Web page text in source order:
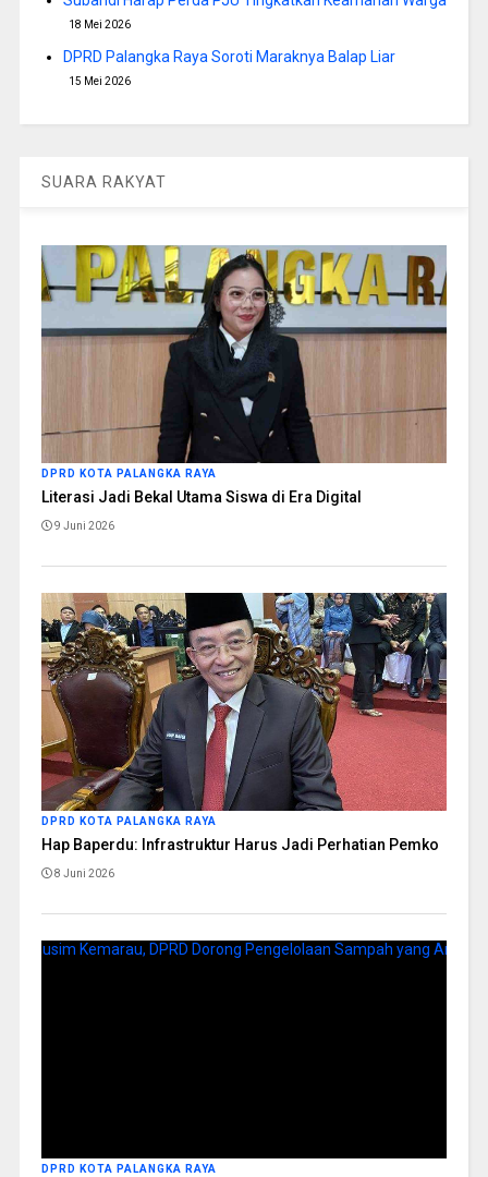
18 Mei 2026
DPRD Palangka Raya Soroti Maraknya Balap Liar
15 Mei 2026
SUARA RAKYAT
DPRD KOTA PALANGKA RAYA
Literasi Jadi Bekal Utama Siswa di Era Digital
9 Juni 2026
DPRD KOTA PALANGKA RAYA
Hap Baperdu: Infrastruktur Harus Jadi Perhatian Pemko
8 Juni 2026
DPRD KOTA PALANGKA RAYA